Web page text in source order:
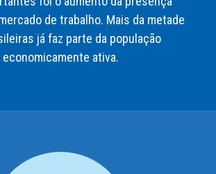
de trabalho. Mais da metade
já faz parte da população
economicamente ativa.